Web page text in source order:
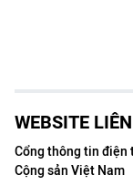
Trung du và
Đồng bằng
WEBSITE
Cổng thông tin điện
Cộng sản Việt Nam